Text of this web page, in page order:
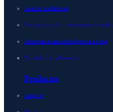
Gestión multicloud
Automatización e integración de redes
Observabilidad e inteligencia de red
Ver todas las soluciones
Productos
Integrity